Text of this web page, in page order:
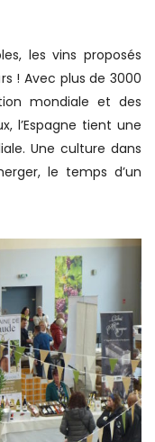
les vins proposés
! Avec plus de 3000
mondiale et des
l’Espagne tient une
Une culture dans
le temps d’un